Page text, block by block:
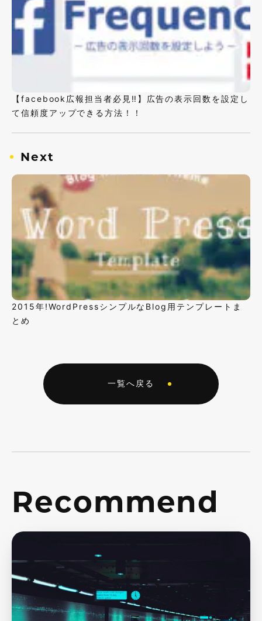
【facebook広報担当者必見‼︎】広告の表示回数を設定し
て信頼度アップできる方法！！
Next
2015年!WordPressシンプルなBlog用テンプレートま
とめ
一覧へ戻る
Recommend